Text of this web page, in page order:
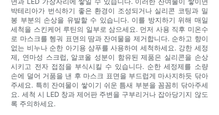
박테리아가 번식하기 좋은 환경이 조성되거나 실리콘 코팅과 밀
봉 부분의 손상을 유발할 수 있습니다. 이를 방지하기 위해 매일
세척을 스킨케어 루틴의 일부로 삼으세요. 먼저 사용 직후 미온수
로 마스크를 헹궈 표면의 땀과 잔여물을 제거합니다. 순하고 향이
없는 비누나 순한 아기용 샴푸를 사용하여 세척하세요. 강한 세정
제, 연마성 스크럽, 알코올 성분이 함유된 제품은 실리콘을 손상
시키고 전자 접점을 부식시킬 수 있습니다. 순한 세정제를 소량
손에 덜어 거품을 낸 후 마스크 표면을 부드럽게 마사지하듯 닦아
주세요. 특히 잔여물이 쌓이기 쉬운 틈새 부분을 꼼꼼히 닦아주세
요. 세척 시 LED 창과 제어판 주변을 구부리거나 잡아당기지 않도
록 주의하세요.